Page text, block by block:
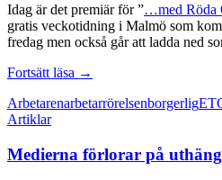
Idag är det premiär för ”…med Röda
gratis veckotidning i Malmö som
fredag men också går att ladda ned
Fortsätt läsa Premiär
gratis
→
Arbetarenarbetarrörelsenborgerlig
Artiklar
Medierna förlorar på